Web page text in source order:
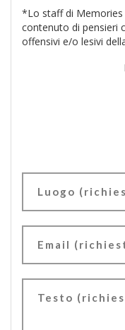
*Lo staff di Memories
contenuto di pensieri
offensivi e/o lesivi